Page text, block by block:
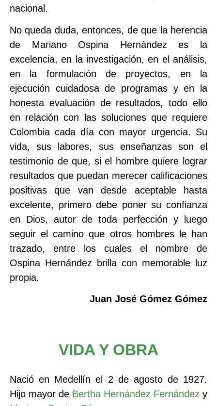
nacional.
No queda duda, entonces, de que la herencia
de Mariano Ospina Hernández es la
excelencia, en la investigación, en el análisis,
en la formulación de proyectos, en la
ejecución cuidadosa de programas y en la
honesta evaluación de resultados, todo ello
en relación con las soluciones que requiere
Colombia cada día con mayor urgencia. Su
vida, sus labores, sus enseñanzas son el
testimonio de que, si el hombre quiere lograr
resultados que puedan merecer calificaciones
positivas que van desde aceptable hasta
excelente, primero debe poner su confianza
en Dios, autor de toda perfección y luego
seguir el camino que otros hombres le han
trazado, entre los cuales el nombre de
Ospina Hernández brilla con memorable luz
propia.
Juan José Gómez Gómez
VIDA Y OBRA
Nació en Medellín el 2 de agosto de 1927.
Hijo mayor de Bertha Hernández Fernández y